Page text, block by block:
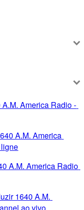
America Radio -
A.M. America
A.M. America Radio
1640 A.M.
ao vivo